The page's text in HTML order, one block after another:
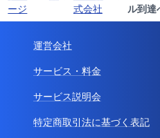
ージ
式会社
ル到達
運営会社
サービス・料金
サービス説明会
特定商取引法に基づく表記